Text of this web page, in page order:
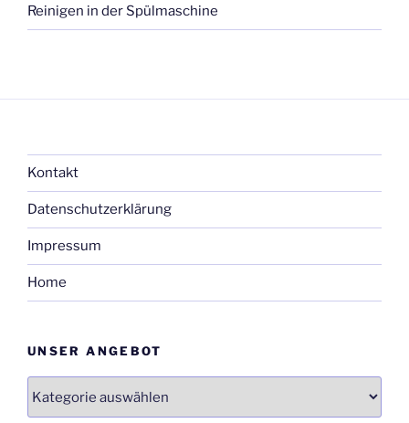
Reinigen in der Spülmaschine
Kontakt
Datenschutzerklärung
Impressum
Home
UNSER ANGEBOT
Angebot